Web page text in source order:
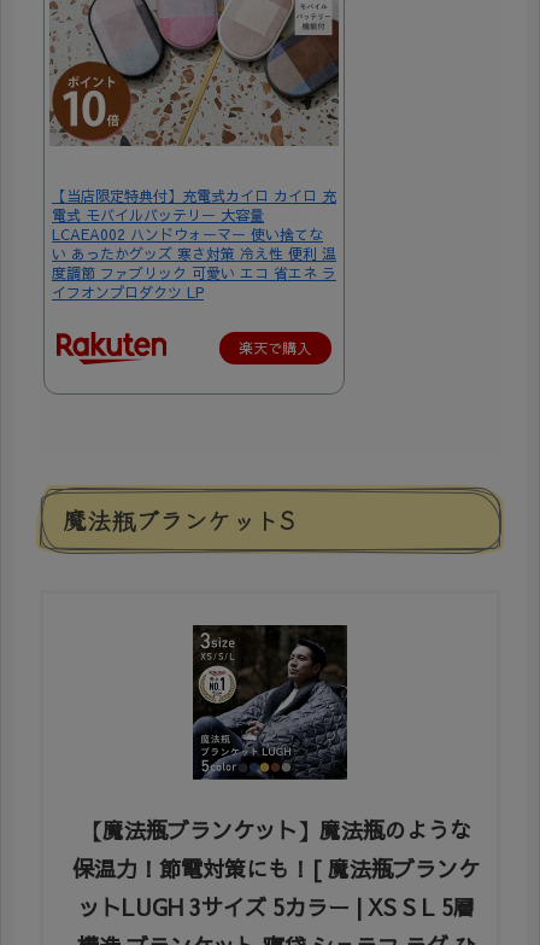
【当店限定特典付】充電式カイロ カイロ 充
電式 モバイルバッテリー 大容量
LCAEA002 ハンドウォーマー 使い捨てな
い あったかグッズ 寒さ対策 冷え性 便利 温
度調節 ファブリック 可愛い エコ 省エネ ラ
イフオンプロダクツ LP
楽天で購入
魔法瓶ブランケットS
【魔法瓶ブランケット】魔法瓶のような
保温力！節電対策にも！[ 魔法瓶ブランケ
ットLUGH 3サイズ 5カラー | XS S L 5層